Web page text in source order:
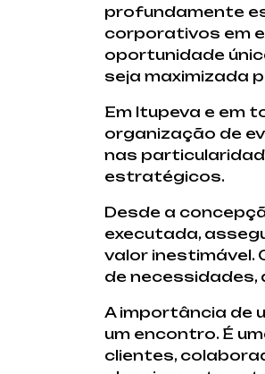
profundamente
corporativos em
oportunidade
seja maximizada
Em Itupeva e em
organização de
nas
estratégicos.
Desde a
executada,
valor inestimável.
de
A importância de
um encontro. É
clientes,